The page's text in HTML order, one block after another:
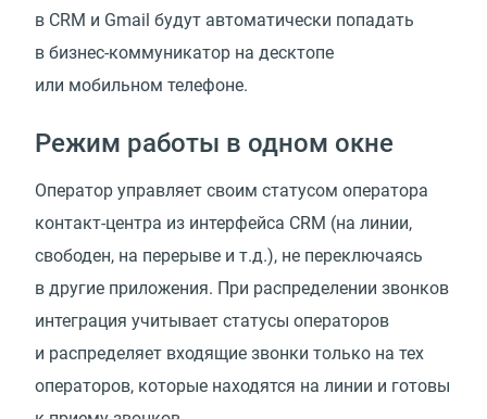
в CRM и Gmail будут автоматически попадать
в бизнес-коммуникатор на десктопе
или мобильном телефоне.
Режим работы в одном окне
Оператор управляет своим статусом оператора
контакт-центра из интерфейса CRM (на линии,
свободен, на перерыве и т.д.), не переключаясь
в другие приложения. При распределении звонков
интеграция учитывает статусы операторов
и распределяет входящие звонки только на тех
операторов, которые находятся на линии и готовы